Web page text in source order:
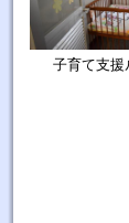
子育て支援